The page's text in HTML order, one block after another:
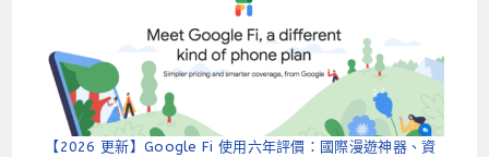
【2026 更新】Google Fi 使用六年評價：國際漫遊神器、資